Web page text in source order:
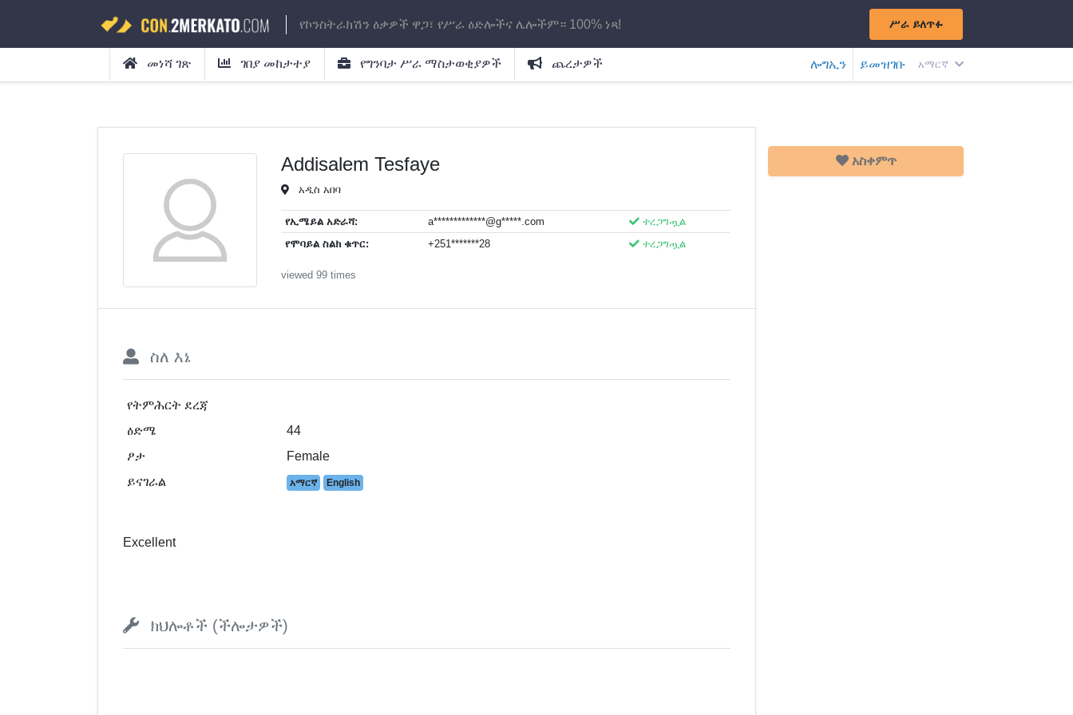
የኮንስትራክሽን ዕቃዎች ዋጋ፣ የሥራ ዕድሎችና ሌሎችም። 100% ነጻ! ሥራ ይለጥፉ
መነሻ ገጽ ገበያ መከታተያ የግንባታ ሥራ ማስታወቂያዎች ጨረታዎች ሎግኢን ይመዝገቡ አማርኛ
Addisalem Tesfaye
አዲስ አበባ
የኢሜይል አድራሻ: a*************@g*****.com
ተረጋግጧል
የሞባይል ስልክ ቁጥር:
+251*******28 ተረጋግጧል
viewed 99 times
ስለ እኔ
የትምሕርት ደረጃ
ዕድሜ
44
ፆታ
Female
ይናገራል
አማርኛ English
Excellent
ክህሎቶች (ችሎታዎች)
አስቀምጥ